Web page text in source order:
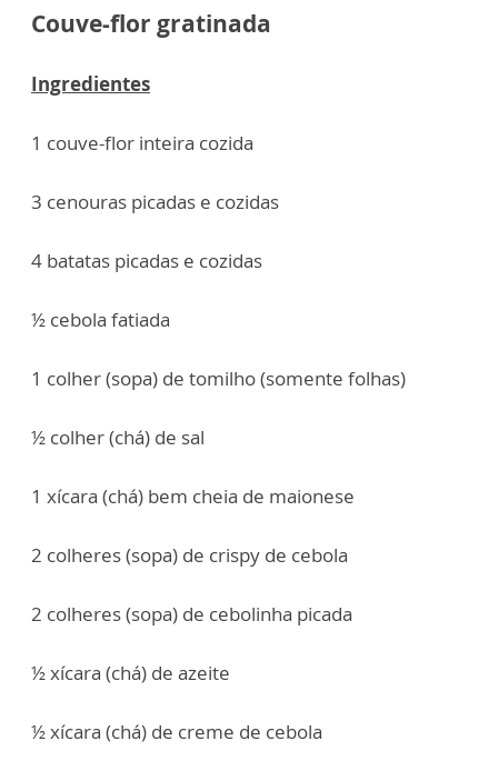
Couve-flor gratinada
Ingredientes
1 couve-flor inteira cozida
3 cenouras picadas e cozidas
4 batatas picadas e cozidas
½ cebola fatiada
1 colher (sopa) de tomilho (somente folhas)
½ colher (chá) de sal
1 xícara (chá) bem cheia de maionese
2 colheres (sopa) de crispy de cebola
2 colheres (sopa) de cebolinha picada
½ xícara (chá) de azeite
½ xícara (chá) de creme de cebola